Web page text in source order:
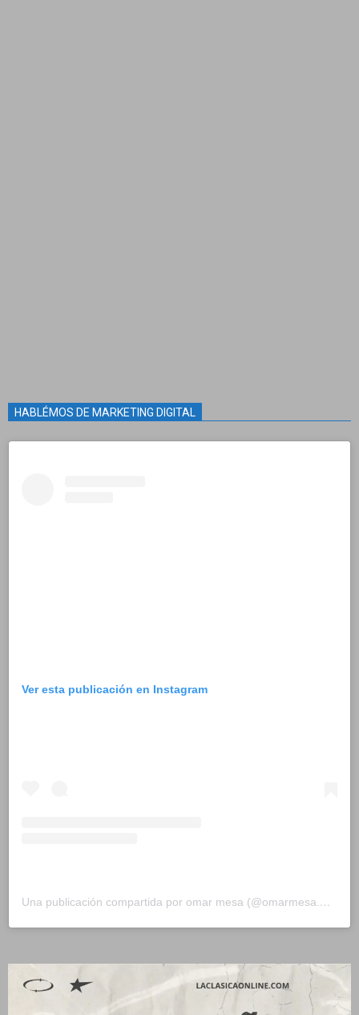
HABLÉMOS DE MARKETING DIGITAL
Ver esta publicación en Instagram
Una publicación compartida por omar mesa (@omarmesa.marketingdigital)